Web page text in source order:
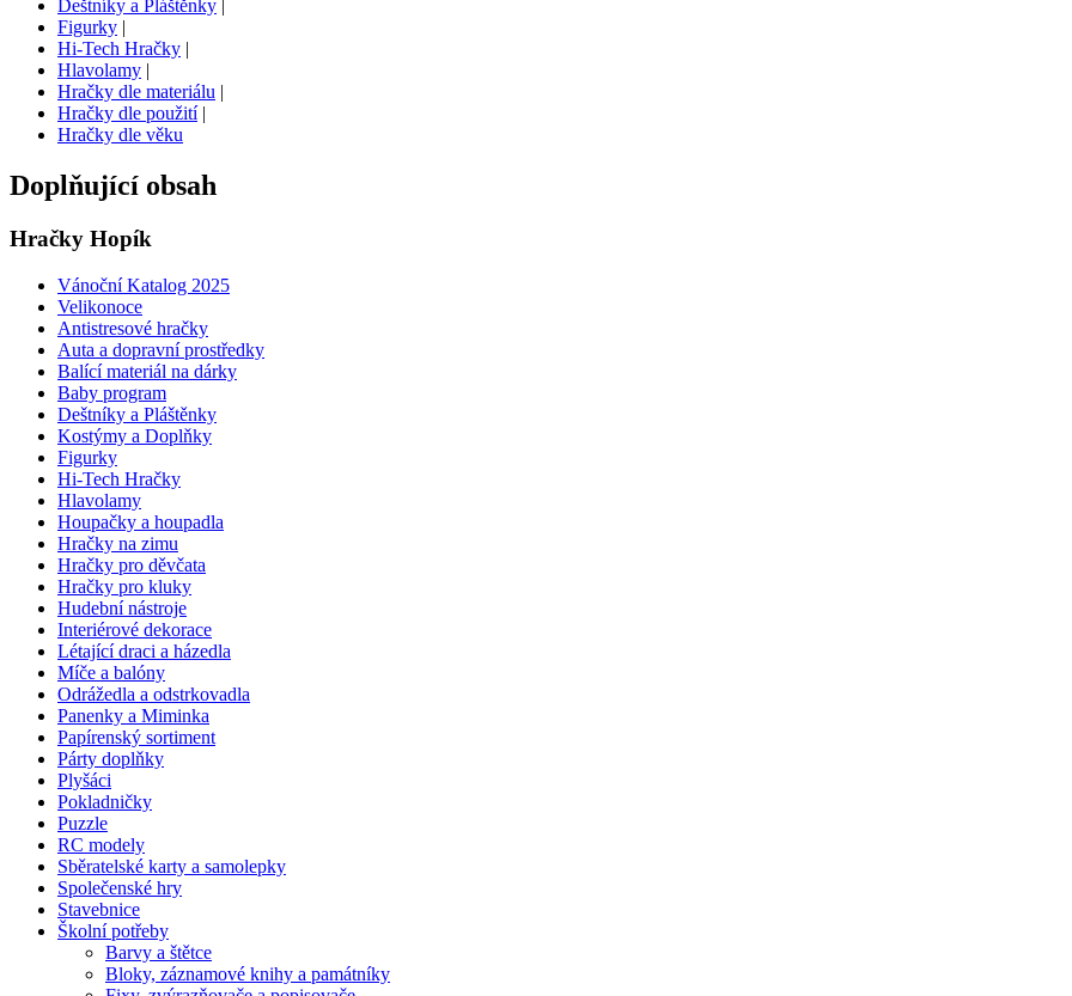
Deštníky a Pláštěnky |
Figurky |
Hi-Tech Hračky |
Hlavolamy |
Hračky dle materiálu |
Hračky dle použití|
Hračky dle věku
Doplňující obsah
Hračky Hopík
Vánoční Katalog 2025
Velikonoce
Antistresové hračky
Auta a dopravní prostředky
Balící materiál na dárky
Baby program
Deštníky a Pláštěnky
Kostýmy a Doplňky
Figurky
Hi-Tech Hračky
Hlavolamy
Houpačky a houpadla
Hračky na zimu
Hračky pro děvčata
Hračky pro kluky
Hudební nástroje
Interiérové dekorace
Létající draci a házedla
Míče a balóny
Odrážedla a odstrkovadla
Panenky a Miminka
Papírenský sortiment
Párty doplňky
Plyšáci
Pokladničky
Puzzle
RC modely
Sběratelské karty a samolepky
Společenské hry
Stavebnice
Školní potřeby
Barvy a štětce
Bloky, záznamové knihy a památníky